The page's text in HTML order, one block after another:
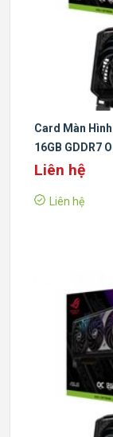
Card Màn
16GB GDDR7
Liên hệ
Liên hệ